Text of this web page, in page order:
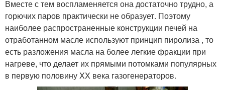
Вместе с тем воспламеняется она достаточно трудно, а
горючих паров практически не образует. Поэтому
наиболее распространенные конструкции печей на
отработанном масле используют принцип пиролиза , то
есть разложения масла на более легкие фракции при
нагреве, что делает их прямыми потомками популярных
в первую половину XX века газогенераторов.